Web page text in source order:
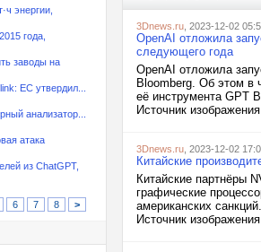
энергии,
года,
заводы на
ЕС утвердил...
анализатор...
атака
из ChatGPT,
6 7 8 >
3Dnews.ru , 2023-12-02
OpenAI отложила
следующего года
OpenAI отложила
Bloomberg. Об этом в
её инструмента GPT
Источник
3Dnews.ru , 2023-12-02
Китайские
Китайские партнёры
графические
американских
Источник